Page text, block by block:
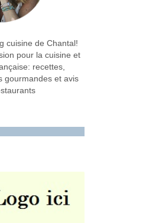
cuisine de Chantal!
pour la cuisine et
recettes,
gourmandes et avis